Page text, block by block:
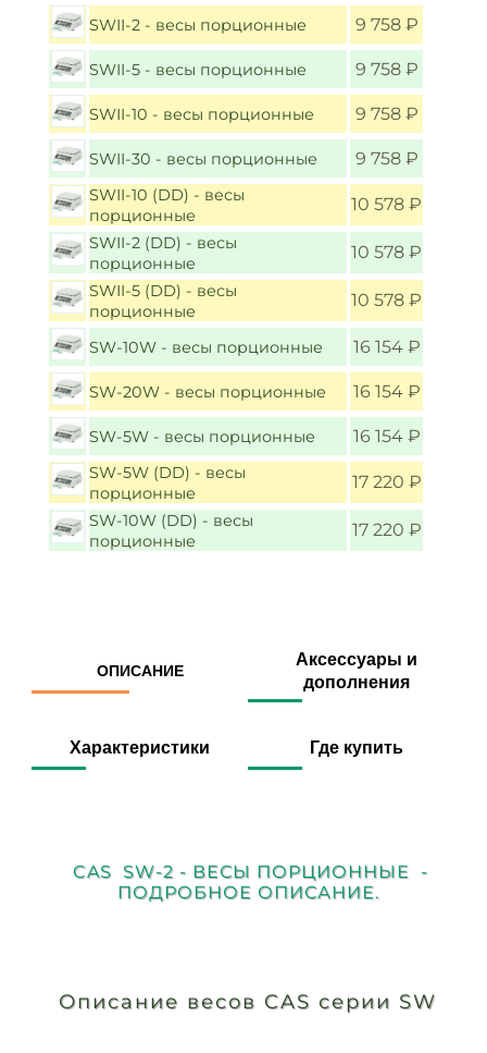
SWII-2 - весы порционные 9 758 ₽
SWII-5 - весы порционные 9 758 ₽
SWII-10 - весы порционные 9 758 ₽
SWII-30 - весы порционные 9 758 ₽
SWII-10 (DD) - весы
порционные
10 578 ₽
SWII-2 (DD) - весы
порционные
10 578 ₽
SWII-5 (DD) - весы
порционные
10 578 ₽
SW-10W - весы порционные 16 154 ₽
SW-20W - весы порционные 16 154 ₽
SW-5W - весы порционные 16 154 ₽
SW-5W (DD) - весы
порционные
17 220 ₽
SW-10W (DD) - весы
порционные
17 220 ₽
ОПИСАНИЕ
Аксессуары и
дополнения
Характеристики Где купить
CAS SW-2 - ВЕСЫ ПОРЦИОННЫЕ -
ПОДРОБНОЕ ОПИСАНИЕ.
Описание весов CAS серии SW